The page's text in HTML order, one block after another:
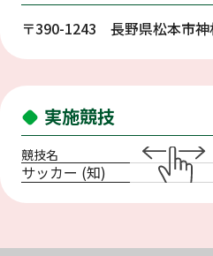
〒390-1243 長野県松本市神
実施競技
競技名
サッカー (知)